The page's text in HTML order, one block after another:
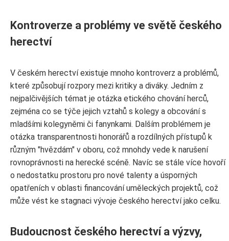
Kontroverze a problémy ve světě českého
herectví
V českém herectví existuje mnoho kontroverz a problémů,
které způsobují rozpory mezi kritiky a diváky. Jedním z
nejpalčivějších témat je otázka etického chování herců,
zejména co se týče jejich vztahů s kolegy a obcování s
mladšími kolegyněmi či fanynkami. Dalším problémem je
otázka transparentnosti honorářů a rozdílných přístupů k
různým "hvězdám" v oboru, což mnohdy vede k narušení
rovnoprávnosti na herecké scéně. Navíc se stále více hovoří
o nedostatku prostoru pro nové talenty a úsporných
opatřeních v oblasti financování uměleckých projektů, což
může vést ke stagnaci vývoje českého herectví jako celku.
Budoucnost českého herectví a výzvy,